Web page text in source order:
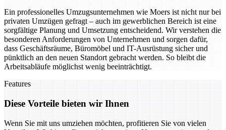
Ein professionelles Umzugsunternehmen wie Moers ist nicht nur bei
privaten Umzügen gefragt – auch im gewerblichen Bereich ist eine
sorgfältige Planung und Umsetzung entscheidend. Wir verstehen die
besonderen Anforderungen von Unternehmen und sorgen dafür,
dass Geschäftsräume, Büromöbel und IT-Ausrüstung sicher und
pünktlich an den neuen Standort gebracht werden. So bleibt die
Arbeitsabläufe möglichst wenig beeinträchtigt.
Features
Diese Vorteile bieten wir Ihnen
Wenn Sie mit uns umziehen möchten, profitieren Sie von vielen